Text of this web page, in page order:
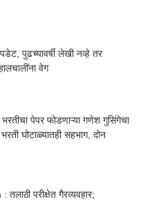
पुढच्यावर्षी लेखी नव्हे तर
वेग
पेपर फोडणाऱ्या गणेश गुसिंगेचा
घोटाळ्यातही सहभाग, दोन
परीक्षेत गैरव्यवहार;